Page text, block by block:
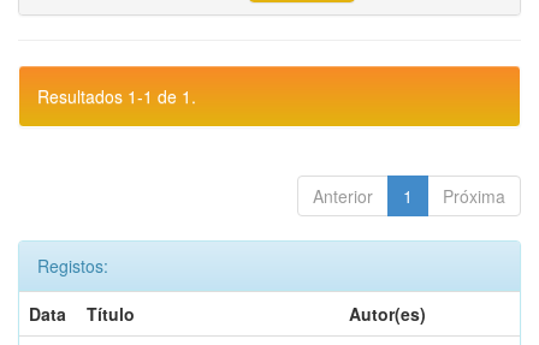
Resultados 1-1 de 1.
Anterior 1 Próxima
Registos:
Data
Título
Autor(es)